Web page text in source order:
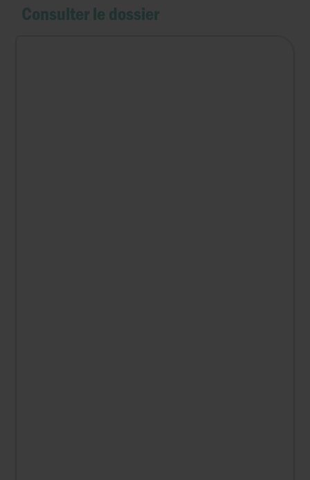
Consulter le dossier